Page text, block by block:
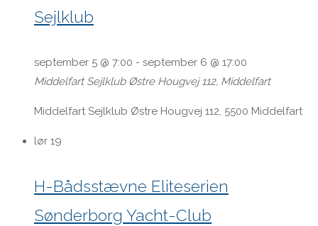
Sejlklub
september 5 @ 7:00 - september 6 @ 17:00
Middelfart Sejlklub Østre Hougvej 112, Middelfart
Middelfart Sejlklub Østre Hougvej 112, 5500 Middelfart
lør 19
H-Bådsstævne Eliteserien
Sønderborg Yacht-Club